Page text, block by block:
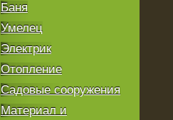
Баня
Умелец
Электрик
Отопление
Садовые сооружения
Материал и